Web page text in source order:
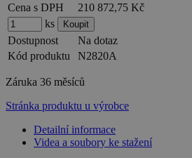
Cena s DPH
210 872,75 Kč
ks
Dostupnost
Na dotaz
Kód produktu
N2820A
Záruka 36 měsíců
Stránka produktu u výrobce
Detailní informace
Videa a soubory ke stažení